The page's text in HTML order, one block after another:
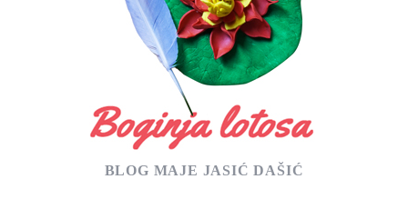
BLOG MAJE JASIĆ DAŠIĆ